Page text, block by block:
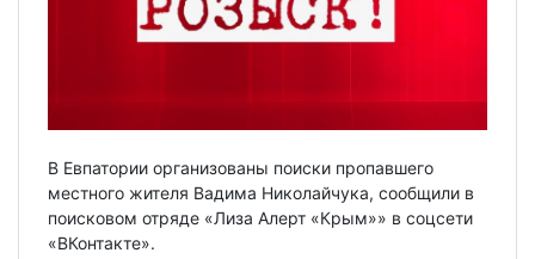
В Евпатории организованы поиски пропавшего
местного жителя Вадима Николайчука, сообщили в
поисковом отряде «Лиза Алерт «Крым»» в соцсети
«ВКонтакте».